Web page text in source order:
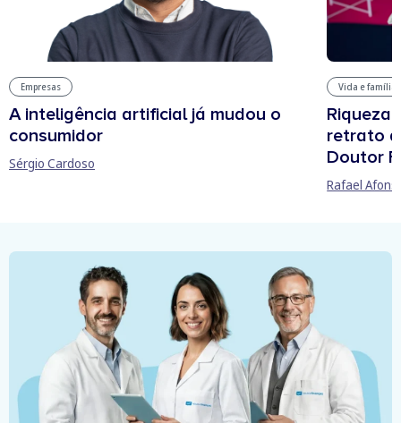
Empresas
A inteligência artificial já mudou o
consumidor
Sérgio Cardoso
Vida e família
retrato
Doutor
Rafael